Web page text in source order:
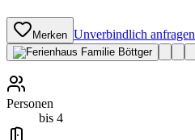
Merken Unverbindlich anfragen
Personen
bis 4